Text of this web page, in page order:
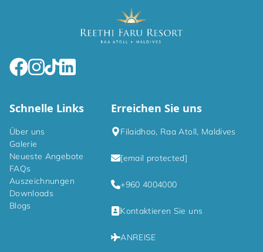
Schnelle Links
Über uns
Galerie
Neueste Angebote
FAQs
Auszeichnungen
Downloads
Blogs
Erreichen Sie uns
Filaidhoo, Raa Atoll, Maldives
[email protected]
+960 4004000
Kontaktieren Sie uns
ANREISE